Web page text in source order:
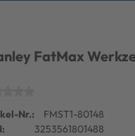
FatMax
Nr.:
FMST1-80148
3253561801488